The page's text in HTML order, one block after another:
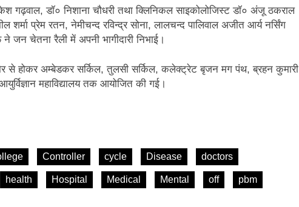
गढ़वाल, डॉ० निशाना चौधरी तथा क्लिनिकल साइकोलोजिस्ट डॉ० अंजू ठकराल
प्रेम रतन, नेमीचन्द रविन्द्र सोना, लालचन्द पालिवाल अजीत आर्य नर्सिंग
जन चेतना रैली में अपनी भागीदारी निभाई।
से होकर अम्बेडकर सर्किल, तुलसी सर्किल, कलेक्ट्रेट बृजन मग पंथ, ब्रहन कुमारी
महाविद्यालय तक आयोजित की गई।
Controller cycle Disease doctors
health Hospital Medical Mental off pbm